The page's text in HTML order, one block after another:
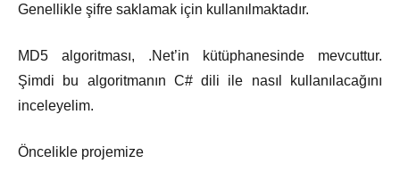
Genellikle şifre saklamak için kullanılmaktadır.
MD5 algoritması, .Net’in kütüphanesinde mevcuttur.
Şimdi bu algoritmanın C# dili ile nasıl kullanılacağını
inceleyelim.
Öncelikle projemize